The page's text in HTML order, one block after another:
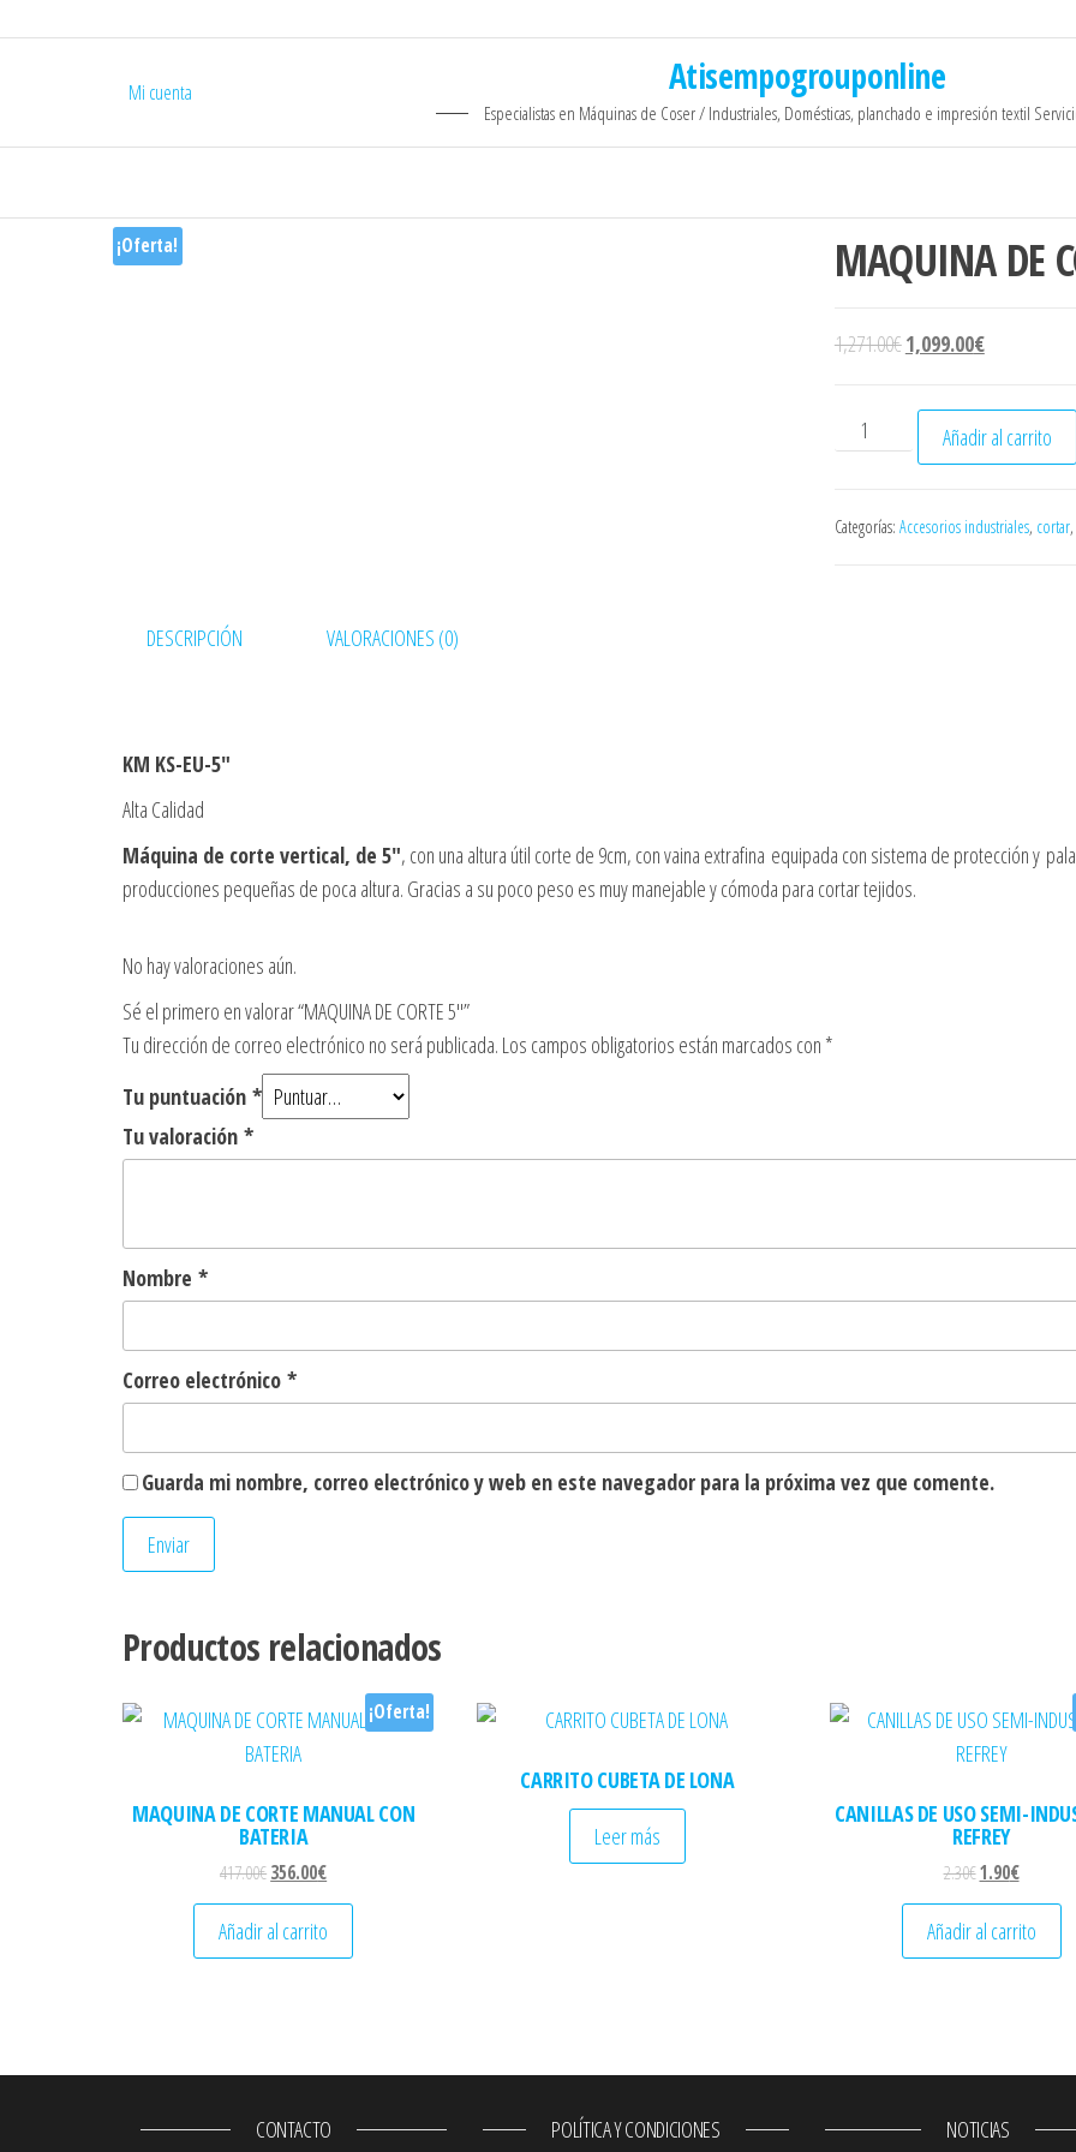
Atisempogrouponline
Especialistas en Máquinas de Coser / Industriales, Domésticas, planchado e impresión textil
Mi cuenta
¡Oferta! MAQUINA DE
1,271.00€El precio original era:
1,099.00€El precio
MAQUINA DE CORTE 5"
Añadir al carrito
Categorías: Accesorios industriales, cortar,
DESCRIPCIÓN VALORACIONES (0)
KM KS-EU-5″
Alta Calidad
Máquina de corte vertical, de 5″, con una altura útil corte de 9cm, con vaina extrafina equipada con sistema de protección y
producciones pequeñas de poca altura. Gracias a su poco peso es muy manejable y cómoda para cortar tejidos.
No hay valoraciones aún.
Sé el primero en valorar “MAQUINA DE CORTE 5″”
Tu dirección de correo electrónico no será publicada. Los campos obligatorios están marcados con *
Tu puntuación *
Tu valoración *
Nombre *
Correo electrónico *
Guarda mi nombre, correo electrónico y web en este navegador para la próxima vez que comente.
Productos relacionados
¡Oferta!
MAQUINA DE CORTE MANUAL CON
BATERIA
417.00€El precio original era: 417.00€.
356.00€El precio actual es: 356.00€.
Añadir al carrito
CARRITO CUBETA DE LONA
Leer más
CANILLAS DE USO SEMI-
REFREY
2.30€El precio
1.90€El precio
Añadir al carrito
CONTACTO POLÍTICA Y CONDICIONES NOTICIAS